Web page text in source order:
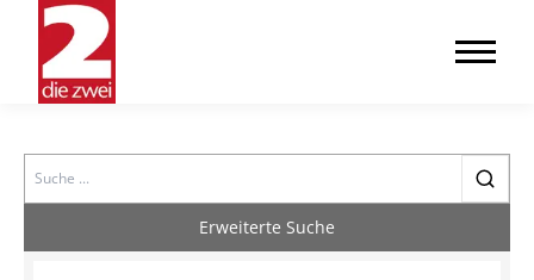
Search
Erweiterte Suche